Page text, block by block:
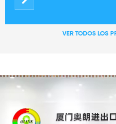
VER TODOS LOS